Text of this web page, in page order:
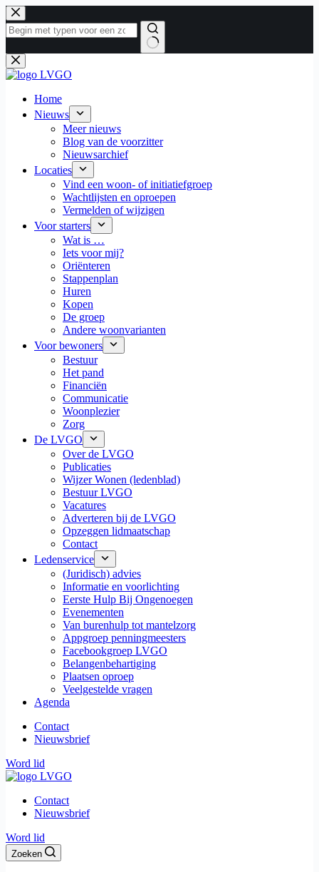
Ga
naar
de
Geen
resultaten
Home
Nieuws
Meer nieuws
Blog van de voorzitter
Nieuwsarchief
Locaties
Vind een woon- of initiatiefgroep
Wachtlijsten en oproepen
Vermelden of wijzigen
Voor starters
Wat is …
Iets voor mij?
Oriënteren
Stappenplan
Huren
Kopen
De groep
Andere woonvarianten
Voor bewoners
Bestuur
Het pand
Financiën
Communicatie
Woonplezier
Zorg
De LVGO
Over de LVGO
Publicaties
Wijzer Wonen (ledenblad)
Bestuur LVGO
Vacatures
Adverteren bij de LVGO
Opzeggen lidmaatschap
Contact
Ledenservice
(Juridisch) advies
Informatie en voorlichting
Eerste Hulp Bij Ongenoegen
Evenementen
Van burenhulp tot mantelzorg
Appgroep penningmeesters
Facebookgroep LVGO
Belangenbehartiging
Plaatsen oproep
Veelgestelde vragen
Agenda
Contact
Nieuwsbrief
Word lid
Contact
Nieuwsbrief
Word lid
Zoeken